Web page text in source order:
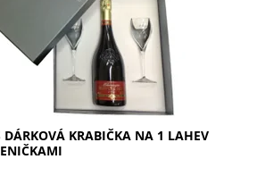
KRABIČKA NA 1 LAHEV